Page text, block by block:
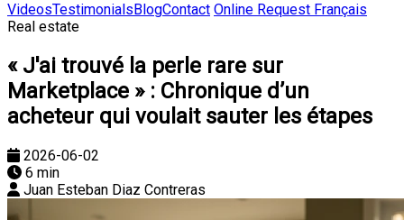
VideosTestimonialsBlogContact Online Request Français
Real estate
« J'ai trouvé la perle rare sur
Marketplace » : Chronique d’un
acheteur qui voulait sauter les étapes
2026-06-02
6 min
Juan Esteban Diaz Contreras